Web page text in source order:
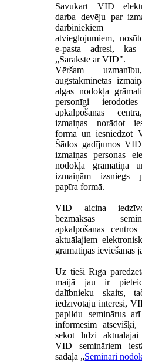
Savukārt VID
darba devēju par
darbiniekiem
atvieglojumiem,
e-pasta adresi, kas
„Sarakste ar VID".
Vēršam
augstākminētās
algas nodokļa
personīgi
apkalpošanas
izmaiņas norādot
formā un iesniedzot
Šādos gadījumos
izmaiņas personas
nodokļa grāmatiņā
izmaiņām izsniegs
papīra formā.
VID aicina
bezmaksas
apkalpošanas
aktuālajiem
grāmatiņas ieviešanas
Uz tieši Rīgā
maijā jau ir
dalībnieku skaits,
iedzīvotāju interesi,
papildu seminārus
informēsim
sekot līdzi
VID semināriem
sadaļā „Semināri